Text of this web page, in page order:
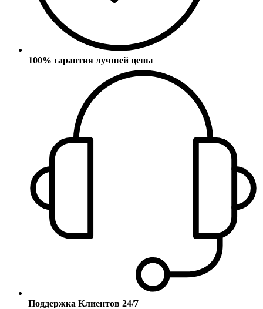
100% гарантия лучшей цены
Поддержка Клиентов 24/7